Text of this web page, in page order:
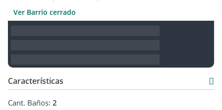
Ver Barrio cerrado
Características
Cant. Baños: 2